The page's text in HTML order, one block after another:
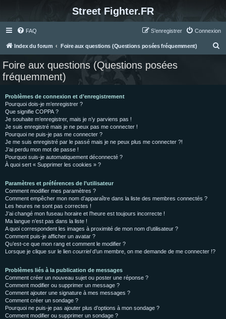
Street Fighter.FR
FAQ Connexion
S’enregistrer
Index du forum Foire aux questions (Questions posées fréquemment)
Foire aux questions (Questions posées
fréquemment)
Problèmes de connexion et d’enregistrement
Pourquoi dois-je m’enregistrer ?
Que signifie COPPA ?
Je souhaite m’enregistrer, mais je n’y parviens pas !
Je suis enregistré mais je ne peux pas me connecter !
Pourquoi ne puis-je pas me connecter ?
Je me suis enregistré par le passé mais je ne peux plus me connecter ?!
J’ai perdu mon mot de passe !
Pourquoi suis-je automatiquement déconnecté ?
À quoi sert « Supprimer les cookies » ?
Paramètres et préférences de l’utilisateur
Comment modifier mes paramètres ?
Comment empêcher mon nom d’apparaître dans la liste des membres connectés ?
Les heures ne sont pas correctes !
J’ai changé mon fuseau horaire et l’heure est toujours incorrecte !
Ma langue n’est pas dans la liste !
A quoi correspondent les images à proximité de mon nom d’utilisateur ?
Comment puis-je afficher un avatar ?
Qu’est-ce que mon rang et comment le modifier ?
Lorsque je clique sur le lien courrield’un membre, on me demande de me connecter !?
Problèmes liés à la publication de messages
Comment créer un nouveau sujet ou poster une réponse ?
Comment modifier ou supprimer un message ?
Comment ajouter une signature à mes messages ?
Comment créer un sondage ?
Pourquoi ne puis-je pas ajouter plus d’options à mon sondage ?
Comment modifier ou supprimer un sondage ?